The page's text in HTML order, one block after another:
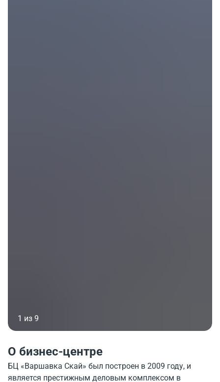
1 из 9
О бизнес-центре
БЦ «Варшавка Скай» был построен в 2009 году, и
является престижным деловым комплексом в